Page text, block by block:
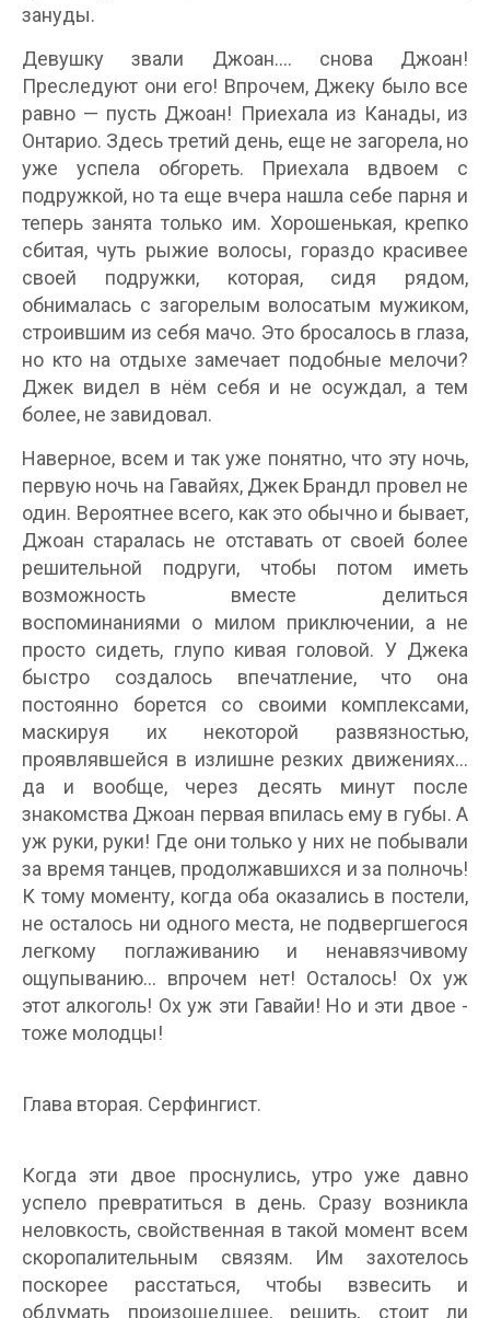
зануды.
Девушку звали Джоан.... снова Джоан!
Преследуют они его! Впрочем, Джеку было все
равно — пусть Джоан! Приехала из Канады, из
Онтарио. Здесь третий день, еще не загорела, но
уже успела обгореть. Приехала вдвоем с
подружкой, но та еще вчера нашла себе парня и
теперь занята только им. Хорошенькая, крепко
сбитая, чуть рыжие волосы, гораздо красивее
своей подружки, которая, сидя рядом,
обнималась с загорелым волосатым мужиком,
строившим из себя мачо. Это бросалось в глаза,
но кто на отдыхе замечает подобные мелочи?
Джек видел в нём себя и не осуждал, а тем
более, не завидовал.
Наверное, всем и так уже понятно, что эту ночь,
первую ночь на Гавайях, Джек Брандл провел не
один. Вероятнее всего, как это обычно и бывает,
Джоан старалась не отставать от своей более
решительной подруги, чтобы потом иметь
возможность вместе делиться
воспоминаниями о милом приключении, а не
просто сидеть, глупо кивая головой. У Джека
быстро создалось впечатление, что она
постоянно борется со своими комплексами,
маскируя их некоторой развязностью,
проявлявшейся в излишне резких движениях...
да и вообще, через десять минут после
знакомства Джоан первая впилась ему в губы. А
уж руки, руки! Где они только у них не побывали
за время танцев, продолжавшихся и за полночь!
К тому моменту, когда оба оказались в постели,
не осталось ни одного места, не подвергшегося
легкому поглаживанию и ненавязчивому
ощупыванию... впрочем нет! Осталось! Ох уж
этот алкоголь! Ох уж эти Гавайи! Но и эти двое -
тоже молодцы!
Глава вторая. Серфингист.
Когда эти двое проснулись, утро уже давно
успело превратиться в день. Сразу возникла
неловкость, свойственная в такой момент всем
скоропалительным связям. Им захотелось
поскорее расстаться, чтобы взвесить и
обдумать произошедшее, решить, стоит ли